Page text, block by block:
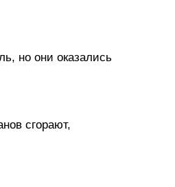
но они оказались
сгорают,